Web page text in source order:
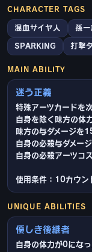
CHARACTER TAGS
混血サイヤ人 孫一
SPARKING 打撃
MAIN ABILITY
迷う正義
特殊アーツカードを
自身を除く味方の体
味方の与ダメージを
自身の必殺与ダメー
自身の必殺アーツコ
使用条件：10カウン
UNIQUE ABILITIES
優しき後継者
自身の体力が0にな